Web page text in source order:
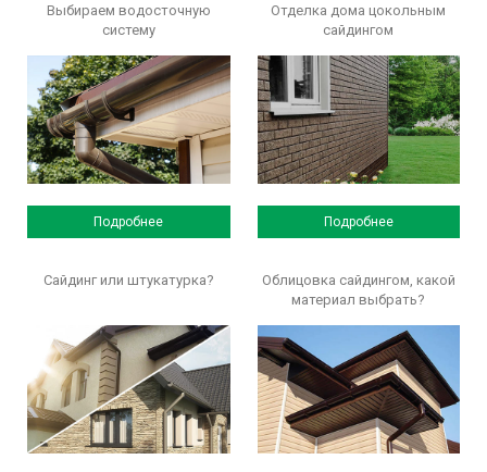
Выбираем водосточную
систему
Подробнее
Отделка дома цокольным
сайдингом
Подробнее
Сайдинг или штукатурка?
Облицовка сайдингом, какой
материал выбрать?